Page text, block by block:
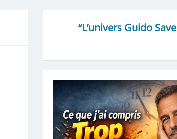
“L’univers Guido